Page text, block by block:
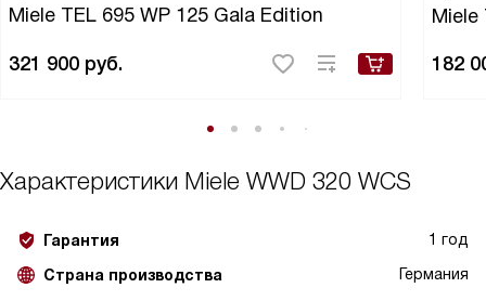
Miele TEL 695 WP 125 Gala Edition
321 900 руб.
Miele
182
Характеристики Miele WWD 320 WCS
Гарантия 1 год
Страна производства Германия